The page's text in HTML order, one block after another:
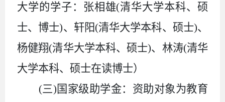
大学的学子：张相雄(清华大学本科、硕
士、博士)、轩阳(清华大学本科、硕士)、
杨健翔(清华大学本科、硕士)、林涛(清华
大学本科、硕士在读博士）
(三)国家级助学金：资助对象为教育